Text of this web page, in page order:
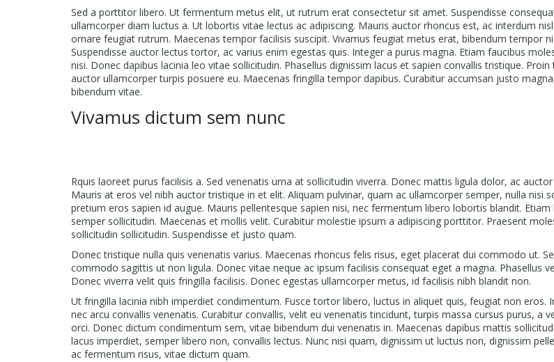
Sed a porttitor libero. Ut fermentum metus elit, ut rutrum erat consectetur sit amet. Suspendisse
ullamcorper diam luctus a. Ut lobortis vitae lectus ac adipiscing. Mauris auctor rhoncus est, ac interdum
ornare feugiat rutrum. Maecenas tempor facilisis suscipit. Vivamus feugiat metus erat, bibendum tempor
Suspendisse auctor lectus tortor, ac varius enim egestas quis. Integer a purus magna. Etiam faucibus
nisi. Donec dapibus lacinia leo vitae sollicitudin. Phasellus dignissim lacus et sapien convallis tristique.
auctor ullamcorper turpis posuere eu. Maecenas fringilla tempor dapibus. Curabitur accumsan justo
bibendum vitae.
Vivamus dictum sem nunc
Rquis laoreet purus facilisis a. Sed venenatis urna at sollicitudin viverra. Donec mattis ligula dolor, ac
Mauris at eros vel nibh auctor tristique in et elit. Aliquam pulvinar, quam ac ullamcorper semper, nulla nisi
pretium eros sapien id augue. Mauris pellentesque sapien nisi, nec fermentum libero lobortis blandit.
semper sollicitudin. Maecenas et mollis velit. Curabitur molestie ipsum a adipiscing porttitor. Praesent
sollicitudin sollicitudin. Suspendisse et justo quam.
Donec tristique nulla quis venenatis varius. Maecenas rhoncus felis risus, eget placerat dui commodo ut.
commodo sagittis ut non ligula. Donec vitae neque ac ipsum facilisis consequat eget a magna. Phasellus
Donec viverra velit quis fringilla facilisis. Donec egestas ullamcorper metus, id facilisis nibh blandit non.
Ut fringilla lacinia nibh imperdiet condimentum. Fusce tortor libero, luctus in aliquet quis, feugiat non eros.
nec arcu convallis venenatis. Curabitur convallis, velit eu venenatis tincidunt, turpis massa cursus purus, a
orci. Donec dictum condimentum sem, vitae bibendum dui venenatis in. Maecenas dapibus mattis
lacus imperdiet, semper libero non, convallis lectus. Nunc nisi quam, dignissim ut luctus non, dignissim
ac fermentum risus, vitae dictum quam.